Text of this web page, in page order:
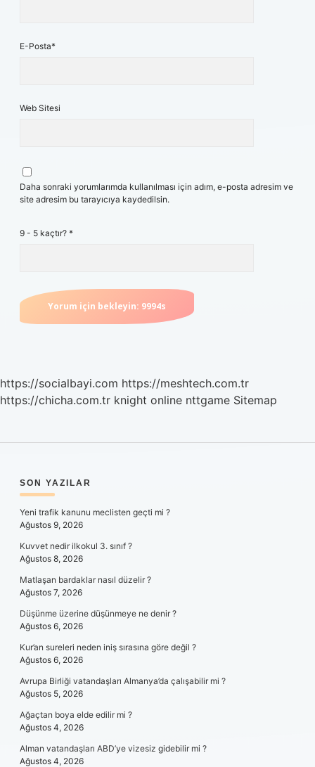
E-Posta*
Web Sitesi
Daha sonraki yorumlarımda kullanılması için adım, e-posta adresim ve
site adresim bu tarayıcıya kaydedilsin.
9 - 5 kaçtır? *
https://socialbayi.com https://meshtech.com.tr
https://chicha.com.tr knight online nttgame Sitemap
SIDEBAR
SON YAZILAR
Yeni trafik kanunu meclisten geçti mi ?
Ağustos 9, 2026
Kuvvet nedir ilkokul 3. sınıf ?
Ağustos 8, 2026
Matlaşan bardaklar nasıl düzelir ?
Ağustos 7, 2026
Düşünme üzerine düşünmeye ne denir ?
Ağustos 6, 2026
Kur’an sureleri neden iniş sırasına göre değil ?
Ağustos 6, 2026
Avrupa Birliği vatandaşları Almanya’da çalışabilir mi ?
Ağustos 5, 2026
Ağaçtan boya elde edilir mi ?
Ağustos 4, 2026
Alman vatandaşları ABD’ye vizesiz gidebilir mi ?
Ağustos 4, 2026